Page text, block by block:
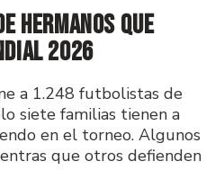
hermanos que
2026
a 1.248 futbolistas de
siete familias tienen a
en el torneo. Algunos
que otros defienden